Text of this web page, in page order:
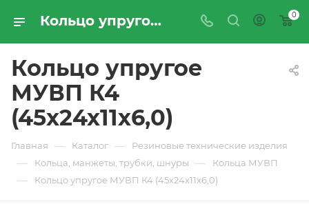
Кольцо упругое МУВП К4 (45х24х11х6,0) - купить по цене производителя с доставкой по Москве и России | ПРОМРЕСУРССЕРВИС 0
Кольцо упругое
МУВП К4
(45х24х11х6,0)
Главная — Каталог — Резиновые технические изделия
— Кольца, манжеты, трубки, шнуры — Кольца МУВП
— Кольцо упругое МУВП К4 (45х24х11х6,0)